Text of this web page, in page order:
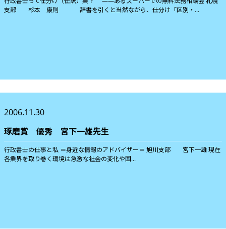
支部 杉本 康則 辞書を引くと当然ながら、仕分け「区別・...
2006.11.30
琢磨賞 優秀 宮下一雄先生
行政書士の仕事と私 ＝身近な情報のアドバイザー＝ 旭川支部 宮下一雄 現在
各業界を取り巻く環境は急激な社会の変化や国...